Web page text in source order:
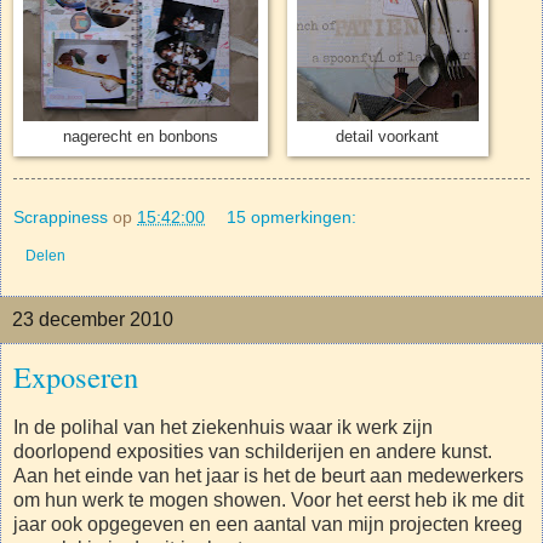
nagerecht en bonbons detail voorkant
Scrappiness op 15:42:00 15 opmerkingen:
Delen
23 december 2010
Exposeren
In de polihal van het ziekenhuis waar ik werk zijn
doorlopend exposities van schilderijen en andere kunst.
Aan het einde van het jaar is het de beurt aan medewerkers
om hun werk te mogen showen. Voor het eerst heb ik me dit
jaar ook opgegeven en een aantal van mijn projecten kreeg